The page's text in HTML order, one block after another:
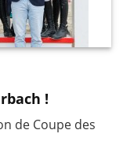
!
de Coupe des